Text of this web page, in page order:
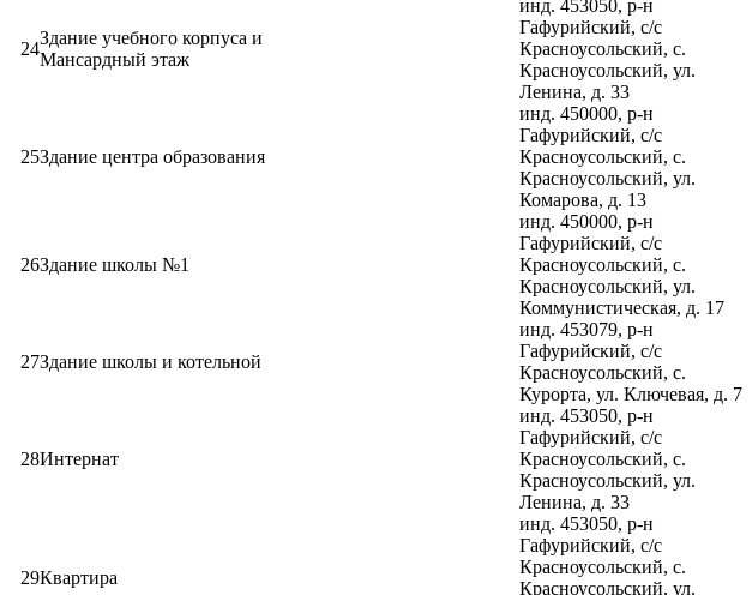
24
Здание учебного корпуса и
Мансардный этаж
инд. 453050, р-н
Гафурийский, с/с
Красноусольский, с.
Красноусольский, ул.
Ленина, д. 33
25Здание центра образования
инд. 450000, р-н
Гафурийский, с/с
Красноусольский, с.
Красноусольский, ул.
Комарова, д. 13
26Здание школы №1
инд. 450000, р-н
Гафурийский, с/с
Красноусольский, с.
Красноусольский, ул.
Коммунистическая, д. 17
27Здание школы и котельной
инд. 453079, р-н
Гафурийский, с/с
Красноусольский, с.
Курорта, ул. Ключевая, д. 7
28Интернат
инд. 453050, р-н
Гафурийский, с/с
Красноусольский, с.
Красноусольский, ул.
Ленина, д. 33
29Квартира
инд. 453050, р-н
Гафурийский, с/с
Красноусольский, с.
Красноусольский, ул.